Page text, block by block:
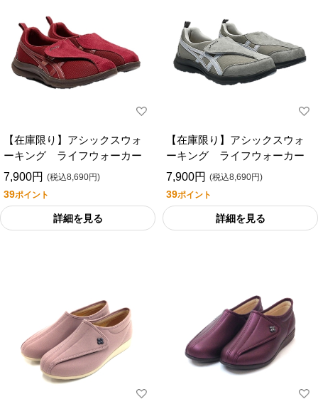
【在庫限り】アシックスウォ
ーキング ライフウォーカー
7,900円 (税込8,690円)
39ポイント
詳細を見る
【在庫限り】アシックスウォ
ーキング ライフウォーカー
7,900円 (税込8,690円)
39ポイント
詳細を見る